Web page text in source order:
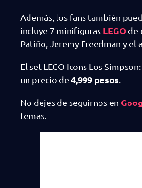
Además, los fans también
incluye 7 minifiguras LEGO de
Patiño, Jeremy Freedman y el
El set LEGO Icons Los
un precio de 4,999 pesos
No dejes de seguirnos en
temas.